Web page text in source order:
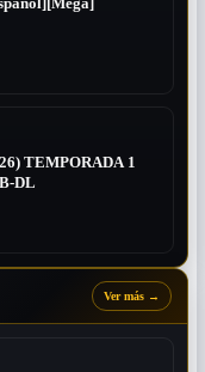
TEMPORADA 1
DL
Ver más →